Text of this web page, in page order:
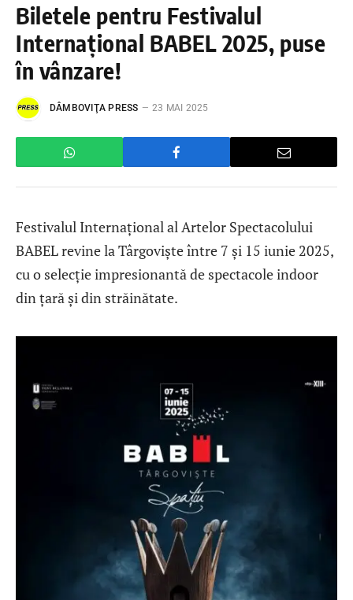
Biletele pentru Festivalul
Internațional BABEL 2025, puse
în vânzare!
DÂMBOVIŢA PRESS 23 MAI 2025
Festivalul Internațional al Artelor Spectacolului
BABEL revine la Târgoviște între 7 și 15 iunie 2025,
cu o selecție impresionantă de spectacole indoor
din țară și din străinătate.